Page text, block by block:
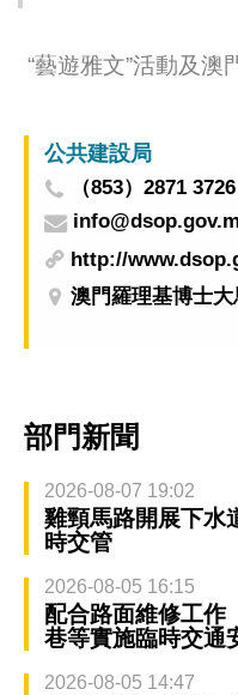
“藝遊雅文”活動及澳
公共建設局
（853）2871 3726
http://
澳門羅理基博士
部門新聞
2026-08-07 19:02
雞頸馬路開展下
時交管
2026-08-05 16:15
配合路面維修工
巷等實施臨時交通
2026-08-05 14:47